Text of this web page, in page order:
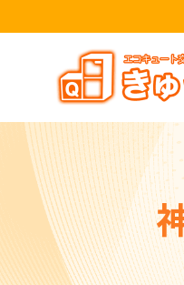
トップページ
きゅっとが選ば
エコキュートを
お役立ち情報
お客様の声